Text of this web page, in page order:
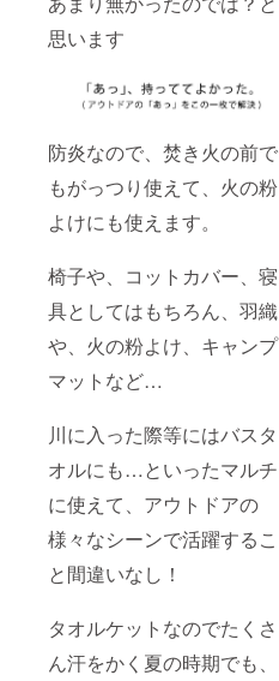
思います
防炎なので、焚き火の前で
もがっつり使えて、火の粉
よけにも使えます。
椅子や、コットカバー、寝
具としてはもちろん、羽織
や、火の粉よけ、キャンプ
マットなど…
川に入った際等にはバスタ
オルにも…といったマルチ
に使えて、アウトドアの
様々なシーンで活躍するこ
と間違いなし！
タオルケットなのでたくさ
ん汗をかく夏の時期でも、